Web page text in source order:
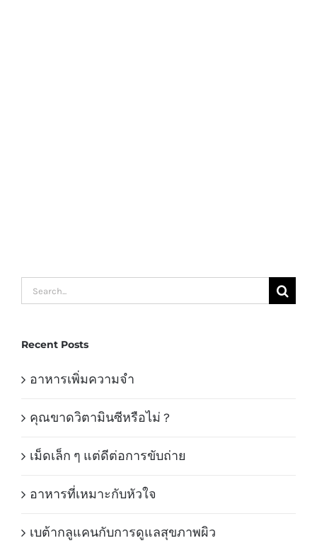
Search
Recent Posts
อาหารเพิ่มความจำ
คุณขาดวิตามินซีหรือไม่ ?
เม็ดเล็ก ๆ แต่ดีต่อการขับถ่าย
อาหารที่เหมาะกับหัวใจ
เบต้ากลูแคนกับการดูแลสุขภาพผิว